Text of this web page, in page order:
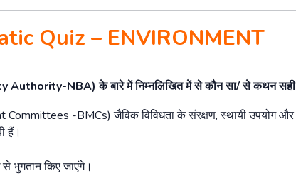
Quiz – ENVIRONMENT
Authority-NBA)केबारेमेंनिम्नलिखितमेंसेकौनसा/सेकथनसही
Committees -BMCs)जैविकविविधताकेसंरक्षण,स्थायीउपयोगऔर
हैं।
सेभुगतानकिएजाएंगे।